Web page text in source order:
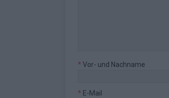
* Vor- und Nachname
* E-Mail